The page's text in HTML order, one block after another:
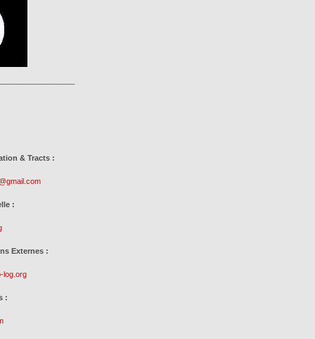
& Tracts :
:
Externes :
log.org
: